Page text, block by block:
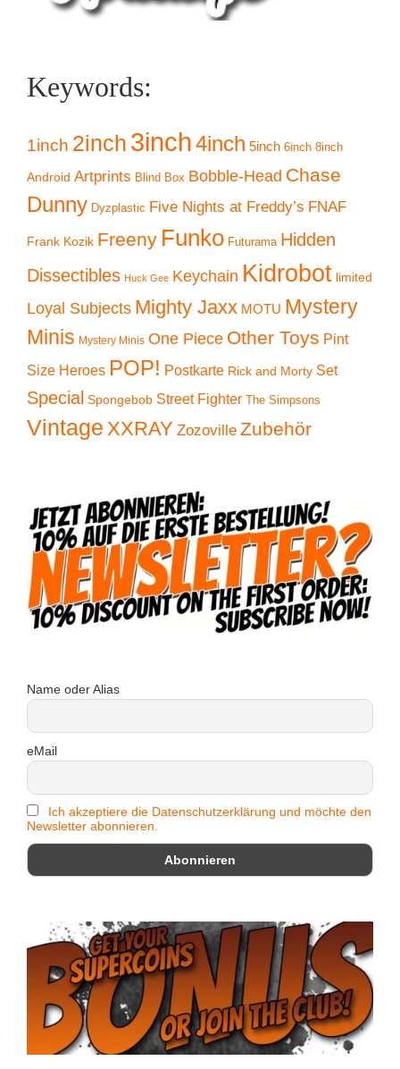
Keywords:
1inch 2inch 3inch4inch 5inch 6inch 8inch
Android Artprints Blind Box Bobble-Head Chase
Dunny Dyzplastic Five Nights at Freddy’s FNAF
Frank Kozik Freeny Funko Futurama Hidden
Dissectibles Huck Gee Keychain Kidrobot limited
Loyal Subjects Mighty Jaxx MOTU Mystery
Minis Mystery Minis One Piece Other Toys Pint
Size Heroes POP! Postkarte Rick and Morty Set
Special Spongebob Street Fighter The Simpsons
Vintage XXRAY Zozoville Zubehör
Name oder Alias
eMail
Ich akzeptiere die Datenschutzerklärung und möchte den
Newsletter abonnieren.